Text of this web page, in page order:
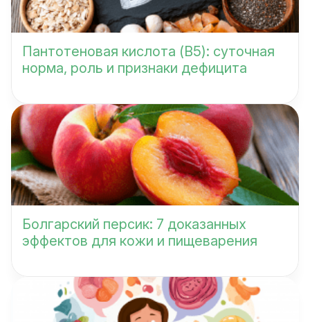
Пантотеновая кислота (B5): суточная
норма, роль и признаки дефицита
Болгарский персик: 7 доказанных
эффектов для кожи и пищеварения